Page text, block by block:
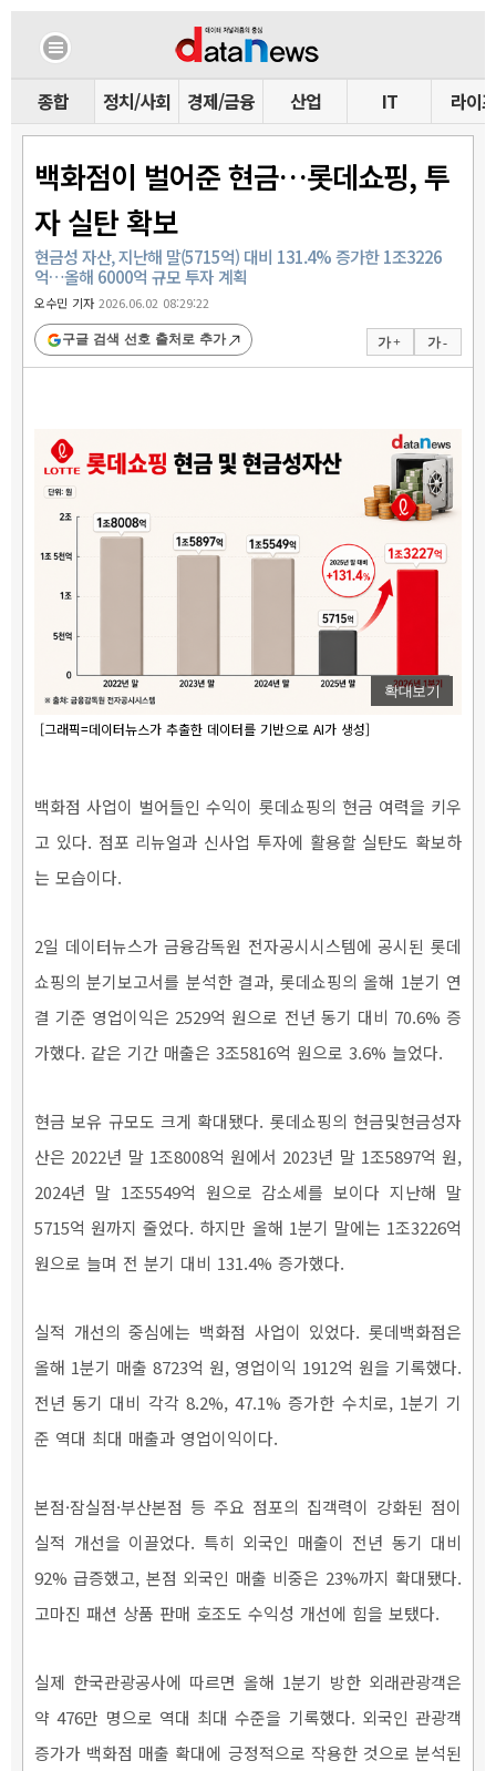
종합 정치/사회 경제/금융 산업 IT 라이프
백화점이 벌어준 현금…롯데쇼핑, 투
자 실탄 확보
현금성 자산, 지난해 말(5715억) 대비 131.4% 증가한 1조3226
억…올해 6000억 규모 투자 계획
오수민 기자2026.06.02 08:29:22
가 + 가 -
구글 검색 선호 출처로 추가
확대보기
[그래픽=데이터뉴스가 추출한 데이터를 기반으로 AI가 생성]
백화점 사업이 벌어들인 수익이 롯데쇼핑의 현금 여력을 키우
고 있다. 점포 리뉴얼과 신사업 투자에 활용할 실탄도 확보하
는 모습이다.
2일 데이터뉴스가 금융감독원 전자공시시스템에 공시된 롯데
쇼핑의 분기보고서를 분석한 결과, 롯데쇼핑의 올해 1분기 연
결 기준 영업이익은 2529억 원으로 전년 동기 대비 70.6% 증
가했다. 같은 기간 매출은 3조5816억 원으로 3.6% 늘었다.
현금 보유 규모도 크게 확대됐다. 롯데쇼핑의 현금및현금성자
산은 2022년 말 1조8008억 원에서 2023년 말 1조5897억 원,
2024년 말 1조5549억 원으로 감소세를 보이다 지난해 말
5715억 원까지 줄었다. 하지만 올해 1분기 말에는 1조3226억
원으로 늘며 전 분기 대비 131.4% 증가했다.
실적 개선의 중심에는 백화점 사업이 있었다. 롯데백화점은
올해 1분기 매출 8723억 원, 영업이익 1912억 원을 기록했다.
전년 동기 대비 각각 8.2%, 47.1% 증가한 수치로, 1분기 기
준 역대 최대 매출과 영업이익이다.
본점·잠실점·부산본점 등 주요 점포의 집객력이 강화된 점이
실적 개선을 이끌었다. 특히 외국인 매출이 전년 동기 대비
92% 급증했고, 본점 외국인 매출 비중은 23%까지 확대됐다.
고마진 패션 상품 판매 호조도 수익성 개선에 힘을 보탰다.
실제 한국관광공사에 따르면 올해 1분기 방한 외래관광객은
약 476만 명으로 역대 최대 수준을 기록했다. 외국인 관광객
증가가 백화점 매출 확대에 긍정적으로 작용한 것으로 분석된